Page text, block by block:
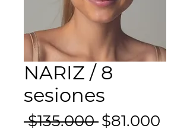
NARIZ / 8
sesiones
$135.000 Precio
$81.000